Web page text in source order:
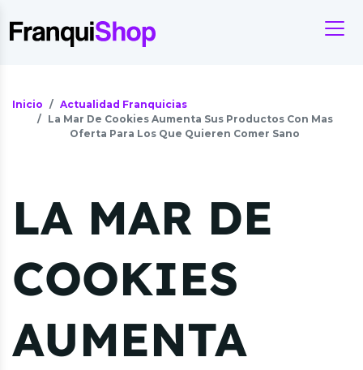
Inicio
Actualidad Franquicias
La Mar De Cookies Aumenta Sus Productos Con Mas
Oferta Para Los Que Quieren Comer Sano
LA MAR DE
COOKIES
AUMENTA